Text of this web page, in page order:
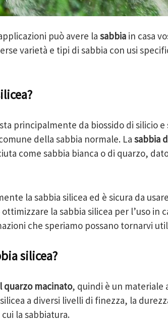
può avere la sabbia in casa
varietà e tipi di sabbia con usi
principalmente da biossido di silicio
della sabbia normale. La sabbia
come sabbia bianca o di quarzo,
la sabbia silicea ed è sicura da
la sabbia silicea per l’uso in
che speriamo possano tornarvi
silicea?
quarzo macinato, quindi è un materiale
a diversi livelli di finezza, la
la sabbiatura.